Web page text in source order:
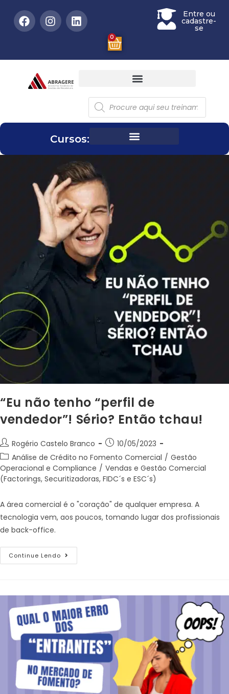
Entre ou
cadastre-
se
0
Cursos:
“Eu não tenho “perfil de
vendedor”! Sério? Então tchau!
Rogério Castelo Branco
10/05/2023
Análise de Crédito no Fomento Comercial / Gestão
Operacional e Compliance / Vendas e Gestão Comercial
(Factorings, Securitizadoras, FIDC´s e ESC´s)
A área comercial é o "coração" de qualquer empresa. A
tecnologia vem, aos poucos, tomando lugar dos profissionais
de back-office.
Continue Lendo